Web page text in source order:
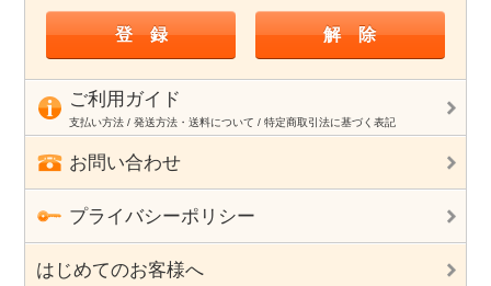
ご利用ガイド
支払い方法 / 発送方法・送料について / 特定商取引法に基づく表記
お問い合わせ
プライバシーポリシー
はじめてのお客様へ